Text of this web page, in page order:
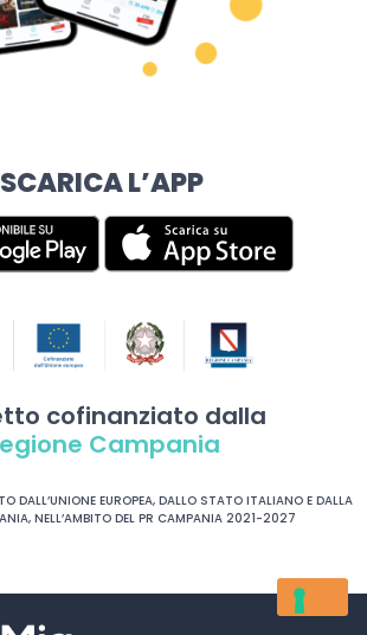
SCARICA L’APP
cofinanziato dalla
Campania
DALL’UNIONE EUROPEA, DALLO STATO ITALIANO E DALLA
NELL’AMBITO DEL PR CAMPANIA 2021-2027